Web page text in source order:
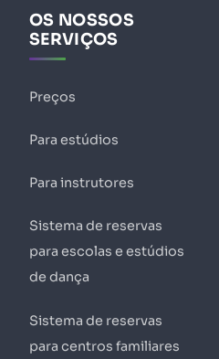
OS NOSSOS
SERVIÇOS
Preços
Para estúdios
Para instrutores
Sistema de reservas
para escolas e estúdios
de dança
Sistema de reservas
para centros familiares